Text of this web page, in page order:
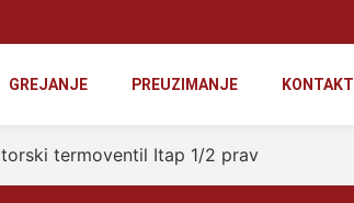
GREJANJE PREUZIMANJE KONTAKT
termoventil Itap 1/2 prav